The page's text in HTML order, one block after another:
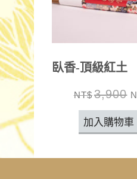
臥香-頂級紅土
NT$3,900
加入購物車